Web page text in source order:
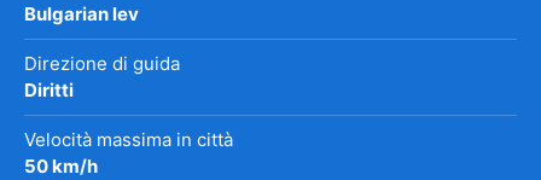
Bulgarian lev
Direzione di guida
Diritti
Velocità massima in città
50 km/h